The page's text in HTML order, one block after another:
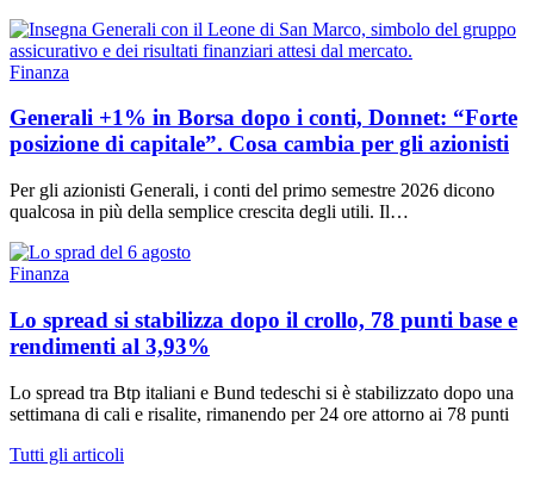
Finanza
Generali +1% in Borsa dopo i conti, Donnet: “Forte
posizione di capitale”. Cosa cambia per gli azionisti
Per gli azionisti Generali, i conti del primo semestre 2026 dicono
qualcosa in più della semplice crescita degli utili. Il…
Finanza
Lo spread si stabilizza dopo il crollo, 78 punti base e
rendimenti al 3,93%
Lo spread tra Btp italiani e Bund tedeschi si è stabilizzato dopo una
settimana di cali e risalite, rimanendo per 24 ore attorno ai 78 punti
Tutti gli articoli